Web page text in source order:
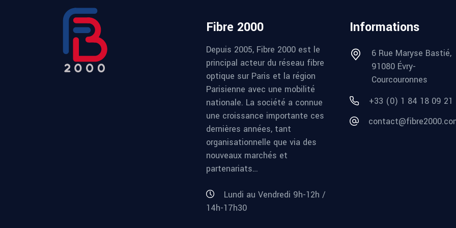
Fibre 2000
Depuis 2005, Fibre 2000 est le
principal acteur du réseau fibre
optique sur Paris et la région
Parisienne avec une mobilité
nationale. La société a connue
une croissance importante ces
dernières années, tant
organisationnelle que via des
nouveaux marchés et
partenariats…
Lundi au Vendredi 9h-12h /
14h-17h30
Informations
6 Rue Maryse Bastié,
91080 Évry-
Courcouronnes
+33 (0) 1 84 18 09 21